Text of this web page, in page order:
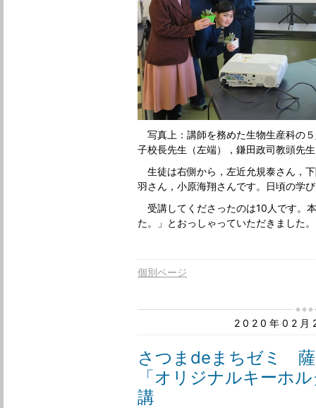
写真上：講師を務めた生物生産科の
子校長先生（左端），鎌田政司教頭先
生徒は右側から，左近允規泰さん，
羽さん，小原海翔さんです。日頃の学
受講してくださったのは10人です。
た。」とおっしゃっていただきました。
個別ページ
2020年02月
さつまdeまちゼミ
「オリジナルキーホ
講